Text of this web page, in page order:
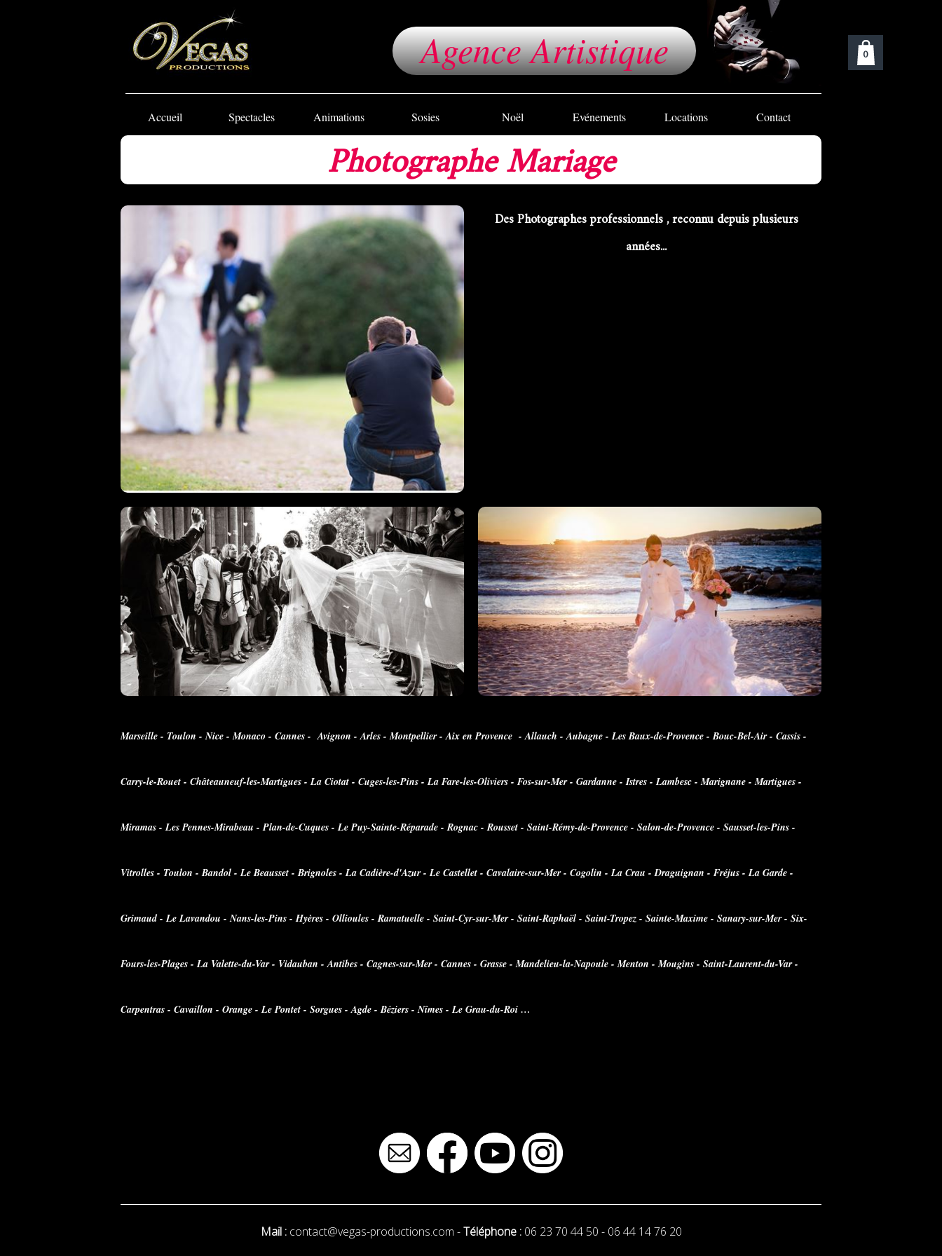
Agence Artistique
Accueil Spectacles Animations Sosies Noël Evénements Locations Contact
Photographe Mariage
Des Photographes professionnels ,reconnu depuis plusieurs
années...
Marseille - Toulon - Nice - Monaco - Cannes - Avignon - Arles - Montpellier - Aix en Provence - Allauch - Aubagne - Les Baux-de-Provence - Bouc-Bel-Air - Cassis -
Carry-le-Rouet - Châteauneuf-les-Martigues - La Ciotat - Cuges-les-Pins - La Fare-les-Oliviers - Fos-sur-Mer - Gardanne - Istres - Lambesc - Marignane - Martigues -
Miramas - Les Pennes-Mirabeau - Plan-de-Cuques - Le Puy-Sainte-Réparade - Rognac - Rousset - Saint-Rémy-de-Provence - Salon-de-Provence - Sausset-les-Pins -
Vitrolles - Toulon - Bandol - Le Beausset - Brignoles - La Cadière-d'Azur - Le Castellet - Cavalaire-sur-Mer - Cogolin - La Crau - Draguignan - Fréjus - La Garde -
Grimaud - Le Lavandou - Nans-les-Pins - Hyères - Ollioules - Ramatuelle - Saint-Cyr-sur-Mer - Saint-Raphaël - Saint-Tropez - Sainte-Maxime - Sanary-sur-Mer - Six-
Fours-les-Plages - La Valette-du-Var - Vidauban - Antibes - Cagnes-sur-Mer - Cannes - Grasse - Mandelieu-la-Napoule - Menton - Mougins - Saint-Laurent-du-Var -
Carpentras - Cavaillon - Orange - Le Pontet - Sorgues - Agde - Béziers - Nîmes - Le Grau-du-Roi …
Mail : contact@vegas-productions.com -Téléphone : 06 23 70 44 50 - 06 44 14 76 20
0